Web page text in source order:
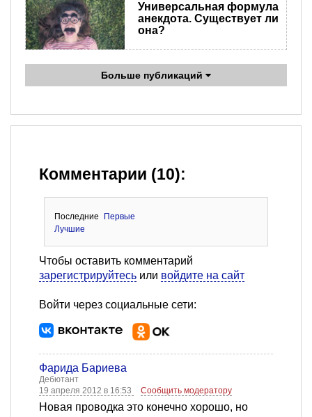
Универсальная формула
анекдота. Существует ли
она?
Больше публикаций
Комментарии (10):
Последние
Первые
Лучшие
Чтобы оставить комментарий
зарегистрируйтесь или войдите на сайт
Войти через социальные сети:
Фарида Бариева
Дебютант
19 апреля 2012 в 16:53
Сообщить модератору
Новая проводка это конечно хорошо, но